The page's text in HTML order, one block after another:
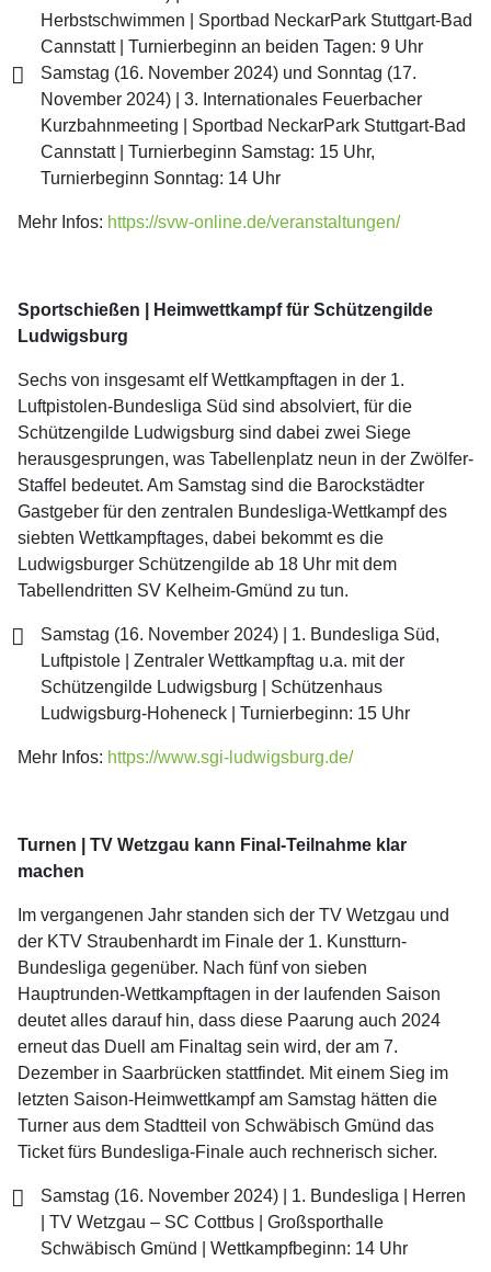
Herbstschwimmen | Sportbad NeckarPark Stuttgart-Bad
Cannstatt | Turnierbeginn an beiden Tagen: 9 Uhr
Samstag (16. November 2024) und Sonntag (17.
November 2024) | 3. Internationales Feuerbacher
Kurzbahnmeeting | Sportbad NeckarPark Stuttgart-Bad
Cannstatt | Turnierbeginn Samstag: 15 Uhr,
Turnierbeginn Sonntag: 14 Uhr
Mehr Infos: https://svw-online.de/veranstaltungen/
Sportschießen | Heimwettkampf für Schützengilde
Ludwigsburg
Sechs von insgesamt elf Wettkampftagen in der 1.
Luftpistolen-Bundesliga Süd sind absolviert, für die
Schützengilde Ludwigsburg sind dabei zwei Siege
herausgesprungen, was Tabellenplatz neun in der Zwölfer-
Staffel bedeutet. Am Samstag sind die Barockstädter
Gastgeber für den zentralen Bundesliga-Wettkampf des
siebten Wettkampftages, dabei bekommt es die
Ludwigsburger Schützengilde ab 18 Uhr mit dem
Tabellendritten SV Kelheim-Gmünd zu tun.
Samstag (16. November 2024) | 1. Bundesliga Süd,
Luftpistole | Zentraler Wettkampftag u.a. mit der
Schützengilde Ludwigsburg | Schützenhaus
Ludwigsburg-Hoheneck | Turnierbeginn: 15 Uhr
Mehr Infos: https://www.sgi-ludwigsburg.de/
Turnen | TV Wetzgau kann Final-Teilnahme klar
machen
Im vergangenen Jahr standen sich der TV Wetzgau und
der KTV Straubenhardt im Finale der 1. Kunstturn-
Bundesliga gegenüber. Nach fünf von sieben
Hauptrunden-Wettkampftagen in der laufenden Saison
deutet alles darauf hin, dass diese Paarung auch 2024
erneut das Duell am Finaltag sein wird, der am 7.
Dezember in Saarbrücken stattfindet. Mit einem Sieg im
letzten Saison-Heimwettkampf am Samstag hätten die
Turner aus dem Stadtteil von Schwäbisch Gmünd das
Ticket fürs Bundesliga-Finale auch rechnerisch sicher.
Samstag (16. November 2024) | 1. Bundesliga | Herren
| TV Wetzgau – SC Cottbus | Großsporthalle
Schwäbisch Gmünd | Wettkampfbeginn: 14 Uhr